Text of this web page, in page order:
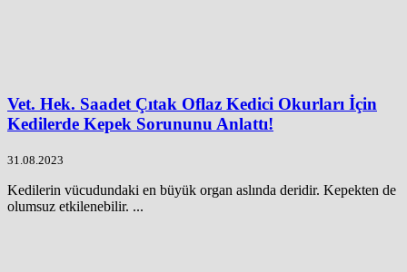
Vet. Hek. Saadet Çıtak Oflaz Kedici Okurları İçin
Kedilerde Kepek Sorununu Anlattı!
31.08.2023
Kedilerin vücudundaki en büyük organ aslında deridir. Kepekten de
olumsuz etkilenebilir. ...